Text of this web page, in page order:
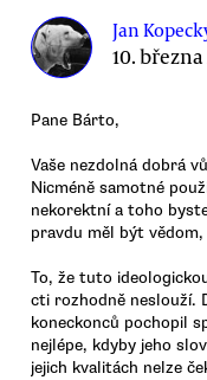
Jan
10. března
Pane Bárto,
Vaše nezdolná dobrá
Nicméně samotné
nekorektní a toho
pravdu měl být
To, že tuto
cti rozhodně neslouží.
koneckonců pochopil
nejlépe, kdyby jeho
jejich kvalitách nelze